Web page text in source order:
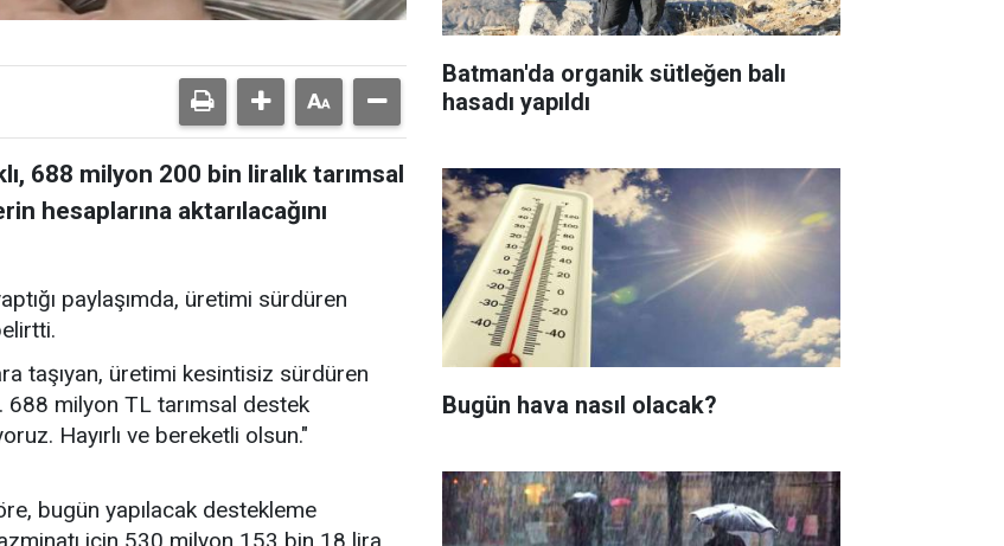
688 milyon 200 bin liralık tarımsal
hesaplarına aktarılacağını
paylaşımda, üretimi sürdüren
taşıyan, üretimi kesintisiz sürdüren
milyon TL tarımsal destek
Hayırlı ve bereketli olsun."
bugün yapılacak destekleme
için 530 milyon 153 bin 18 lira,
Batman'da organik sütleğen balı
hasadı yapıldı
Bugün hava nasıl olacak?